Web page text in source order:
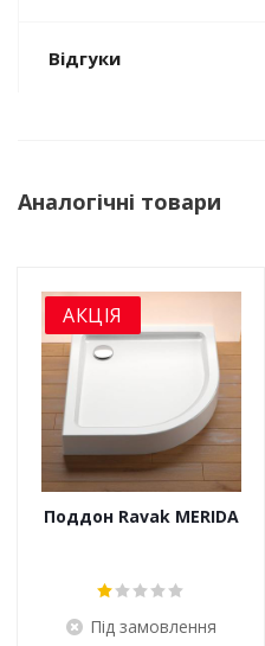
Відгуки
Аналогічні товари
АКЦІЯ
Поддон Ravak MERIDA
Під замовлення